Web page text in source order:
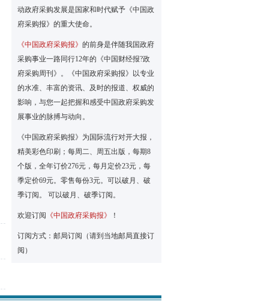
动政府采购发展是国家和时代赋予《中国政
府采购报》的重大使命。
《中国政府采购报》 的前身是伴随我国政府
采购事业一路同行12年的《中国财经报?政
府采购周刊》。《中国政府采购报》以专业
的水准、丰富的资讯、及时的报道、权威的
影响，与您一起把握和感受中国政府采购发
展事业的脉搏与动向。
《中国政府采购报》为国际流行对开大报，
精美彩色印刷；每周二、周五出版，每期8
个版，全年订价276元，每月定价23元，每
季定价69元。零售每份3元。可以破月、破
季订阅。 可以破月、破季订阅。
欢迎订阅 《中国政府采购报》 ！
订阅方式：邮局订阅（请到当地邮局直接订
阅）